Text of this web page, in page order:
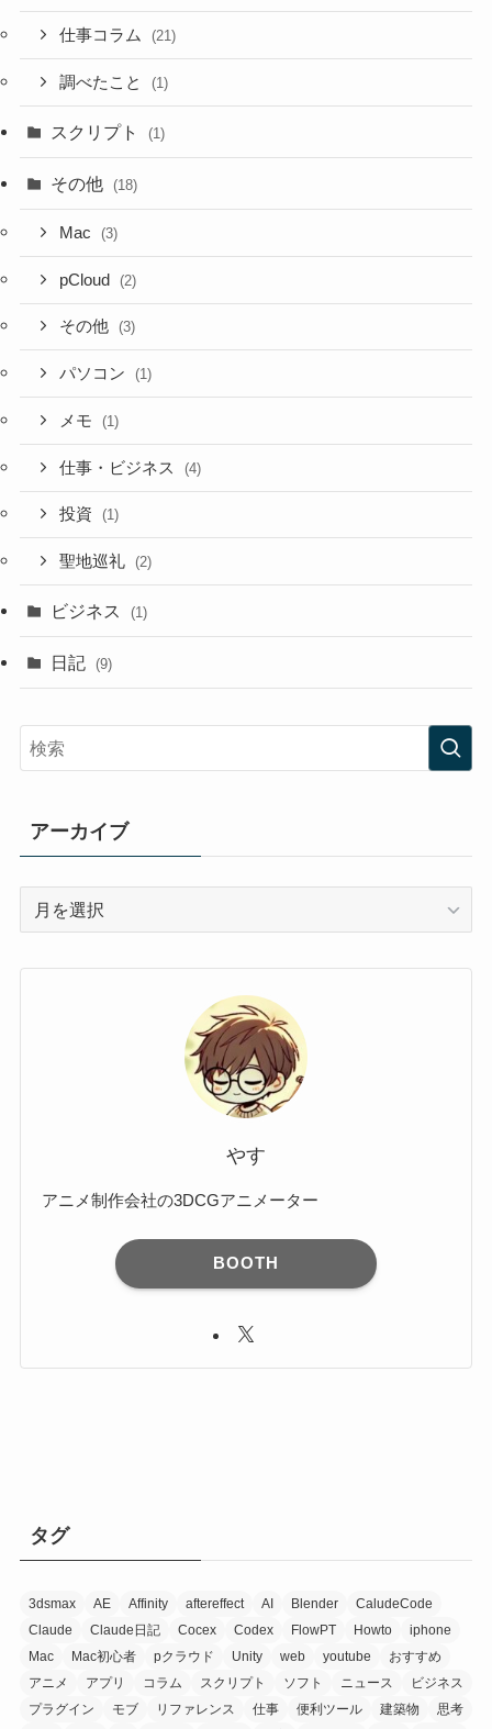
仕事コラム (21)
調べたこと (1)
スクリプト (1)
その他 (18)
Mac (3)
pCloud (2)
その他 (3)
パソコン (1)
メモ (1)
仕事・ビジネス (4)
投資 (1)
聖地巡礼 (2)
ビジネス (1)
日記 (9)
アーカイブ
やす
アニメ制作会社の3DCGアニメーター
BOOTH
タグ
3dsmax AE Affinity aftereffect AI Blender
CaludeCode
Claude
Claude日記 Cocex Codex FlowPT Howto
iphone
Mac
Mac初心者 pクラウド Unity web youtube
おすすめ
アニメ
アプリ コラム スクリプト ソフト ニュース
ビジネス
プラグイン
モブ リファレンス 仕事 便利ツール 建築物
思考